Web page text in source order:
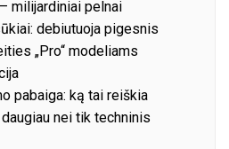
milijardiniai pelnai
debiutuoja pigesnis
„Pro“ modeliams
pabaiga: ką tai reiškia
nei tik techninis